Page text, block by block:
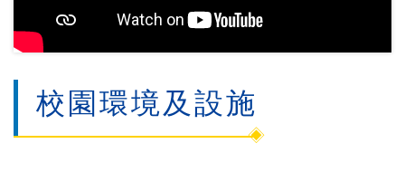
校園環境及設施